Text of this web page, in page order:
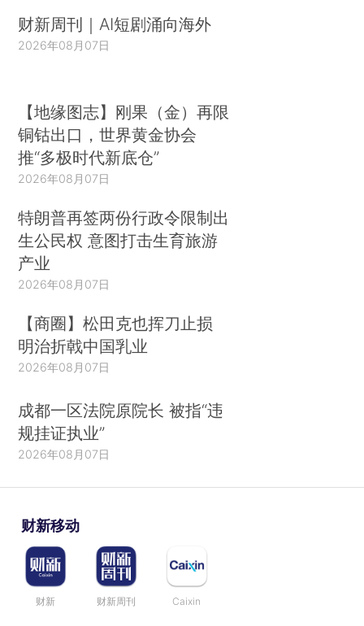
财新周刊｜AI短剧涌向海外
2026年08月07日
【地缘图志】刚果（金）再限
铜钴出口，世界黄金协会
推“多极时代新底仓”
2026年08月07日
特朗普再签两份行政令限制出
生公民权 意图打击生育旅游
产业
2026年08月07日
【商圈】松田克也挥刀止损
明治折戟中国乳业
2026年08月07日
成都一区法院原院长 被指“违
规挂证执业”
2026年08月07日
财新移动
财新 财新周刊 Caixin